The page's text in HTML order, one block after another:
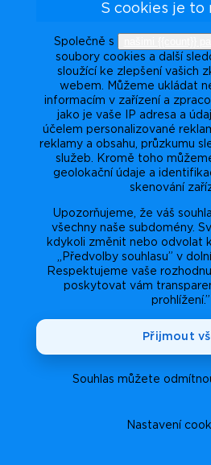
S cookies je to
Společně s
soubory cookies a další
sloužící ke zlepšení vašich
webem. Můžeme ukládat
informacím v zařízení a
jako je vaše IP adresa a
účelem personalizované
reklamy a obsahu, průzkumu
služeb. Kromě toho
geolokační údaje a
skenování
Upozorňujeme, že váš
všechny naše subdomény.
kdykoli změnit nebo odvolat
„Předvolby souhlasu” v
Respektujeme vaše
poskytovat vám
prohlížení.”
Nastavení
Souhlas můžete
Přijmout